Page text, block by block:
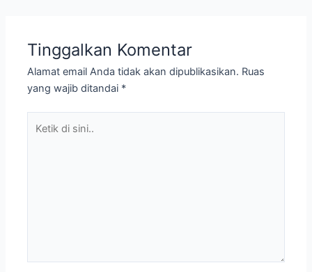
Tinggalkan Komentar
Alamat email Anda tidak akan dipublikasikan. Ruas
yang wajib ditandai *